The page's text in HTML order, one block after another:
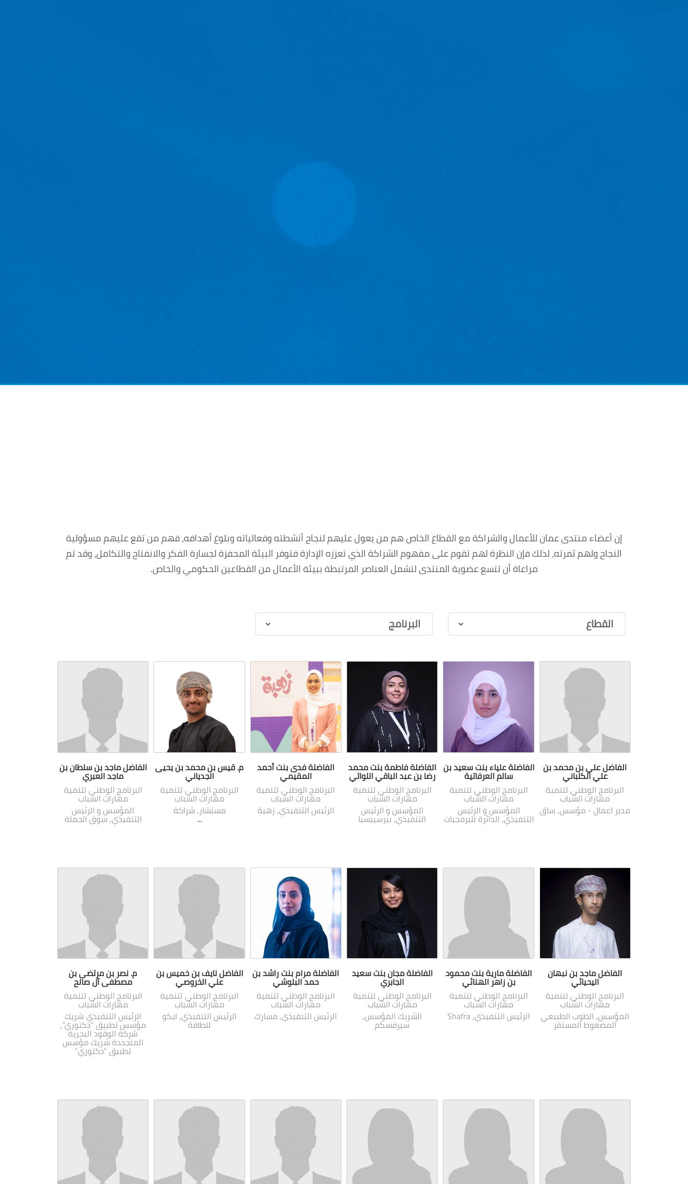
إن أعضاء منتدى عمان للأعمال والشراكة مع القطاع الخاص هم من يعول عليهم لنجاح أنشطته وفعالياته وبلوغ أهدافه، فهم من تقع عليهم مسؤولية
النجاح ولهم ثمرته، لذلك فإن النظرة لهم تقوم على مفهوم الشراكة الذي تعززه الإدارة فتوفر البيئة المحفزة لجسارة الفكر والانفتاح والتكامل، وقد تم
مراعاة أن تتسع عضوية المنتدى لتشمل العناصر المرتبطة ببيئة الأعمال من القطاعين الحكومي والخاص.‎
القطاع البرنامج
الفاضل علي بن محمد بن
علي الكلباني
البرنامج الوطني لتنمية
مهارات الشباب
مدير اعمال - مؤسس, ساق
الفاضلة علياء بنت سعيد بن
سالم العرفاتية
البرنامج الوطني لتنمية
مهارات الشباب
المؤسس و الرئيس
التنفيذي, الدائرة للبرمجيات
الفاضلة فاطمة بنت محمد
رضا بن عبد الباقي اللواتي
البرنامج الوطني لتنمية
مهارات الشباب
المؤسس و الرئيس
التنفيذي, بيرسيبسيا
الفاضلة فدى بنت أحمد
المقيمي
البرنامج الوطني لتنمية
مهارات الشباب
الرئيس التنفيذي, زهبة
م. قيس بن محمد بن يحيى
الجدياني
البرنامج الوطني لتنمية
مهارات الشباب
مستشار, شراكة
...
الفاضل ماجد بن سلطان بن
ماجد العبري
البرنامج الوطني لتنمية
مهارات الشباب
المؤسس و الرئيس
التنفيذي, سوق الجملة
الفاضل ماجد بن نبهان
اليحيائي
البرنامج الوطني لتنمية
مهارات الشباب
المؤسس, الطوب الطبيعي
المضغوط المستقر
الفاضلة مارية بنت محمود
بن زاهر الهنائي
البرنامج الوطني لتنمية
مهارات الشباب
الرئيس التنفيذي, Shafra
الفاضلة مجان بنت سعيد
الجابري
البرنامج الوطني لتنمية
مهارات الشباب
الشريك المؤسس,
سيرفسكم
الفاضلة مرام بنت راشد بن
حمد البلوشي
البرنامج الوطني لتنمية
مهارات الشباب
الرئيس التنفيذي, مسارك
الفاضل نايف بن خميس بن
علي الخروصي
البرنامج الوطني لتنمية
مهارات الشباب
الرئيس التنفيذي, ايكو
للطاقة
م. نصر بن مرتضى بن
مصطفى آل صالح
البرنامج الوطني لتنمية
مهارات الشباب
الرئيس التنفيذي شريك
مؤسس تطبيق "دكتوري",
شركة الوقود البحرية
المتجددة شريك مؤسس
تطبيق "دكتوري"